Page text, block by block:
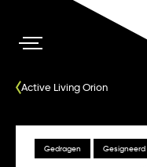
Active Living Orion
Gedragen Gesigneerd